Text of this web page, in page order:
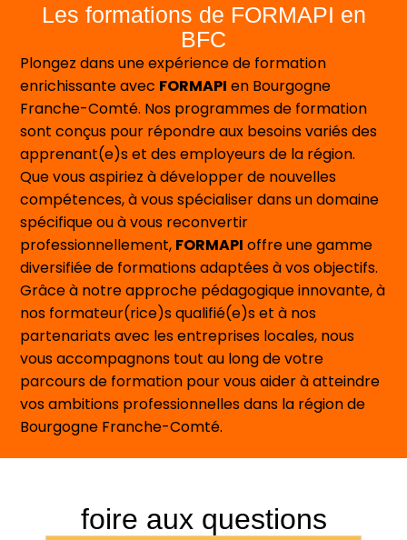
Les formations de FORMAPI en
BFC
Plongez dans une expérience de formation
enrichissante avec FORMAPI en Bourgogne
Franche-Comté. Nos programmes de formation
sont conçus pour répondre aux besoins variés des
apprenant(e)s et des employeurs de la région.
Que vous aspiriez à développer de nouvelles
compétences, à vous spécialiser dans un domaine
spécifique ou à vous reconvertir
professionnellement, FORMAPI offre une gamme
diversifiée de formations adaptées à vos objectifs.
Grâce à notre approche pédagogique innovante, à
nos formateur(rice)s qualifié(e)s et à nos
partenariats avec les entreprises locales, nous
vous accompagnons tout au long de votre
parcours de formation pour vous aider à atteindre
vos ambitions professionnelles dans la région de
Bourgogne Franche-Comté.
foire aux questions